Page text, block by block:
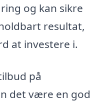
og kan sikre
resultat,
at investere i.
på
det være en god